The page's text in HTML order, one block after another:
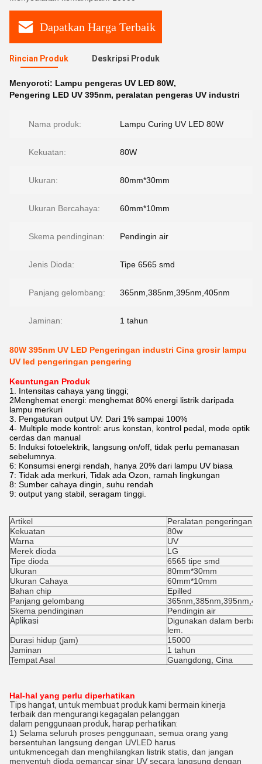
Dapatkan Harga Terbaik
Rincian Produk Deskripsi Produk
Menyoroti: Lampu pengeras UV LED 80W,
Pengering LED UV 395nm, peralatan pengeras UV industri
Nama produk: Lampu Curing UV LED 80W
Kekuatan: 80W
Ukuran: 80mm*30mm
Ukuran Bercahaya: 60mm*10mm
Skema pendinginan: Pendingin air
Jenis Dioda: Tipe 6565 smd
Panjang gelombang: 365nm,385nm,395nm,405nm
Jaminan: 1 tahun
80W 395nm UV LED Pengeringan industri Cina grosir lampu
UV led pengeringan pengering
Keuntungan Produk
1. Intensitas cahaya yang tinggi;
2Menghemat energi: menghemat 80% energi listrik daripada
lampu merkuri
3. Pengaturan output UV: Dari 1% sampai 100%
4- Multiple mode kontrol: arus konstan, kontrol pedal, mode optik
cerdas dan manual
5: Induksi fotoelektrik, langsung on/off, tidak perlu pemanasan
sebelumnya.
6: Konsumsi energi rendah, hanya 20% dari lampu UV biasa
7: Tidak ada merkuri, Tidak ada Ozon, ramah lingkungan
8: Sumber cahaya dingin, suhu rendah
9: output yang stabil, seragam tinggi.
Artikel
Peralatan pengeringan
Kekuatan
80w
Warna
UV
Merek dioda
LG
Tipe dioda
6565 tipe smd
Ukuran
80mm*30mm
Ukuran Cahaya
60mm*10mm
Bahan chip
Epilled
Panjang gelombang
Skema pendinginan
Pendingin air
Aplikasi
Digunakan dalam
lem.
Durasi hidup (jam)
15000
Jaminan
1 tahun
Tempat Asal
Guangdong, Cina
Hal-hal yang perlu diperhatikan
Tips hangat, untuk membuat produk kami bermain kinerja
terbaik dan mengurangi kegagalan pelanggan
dalam penggunaan produk, harap perhatikan:
1) Selama seluruh proses penggunaan, semua orang yang
bersentuhan langsung dengan UVLED harus
untukmencegah dan menghilangkan listrik statis, dan jangan
menyentuh dioda pemancar sinar UV secara langsung dengan